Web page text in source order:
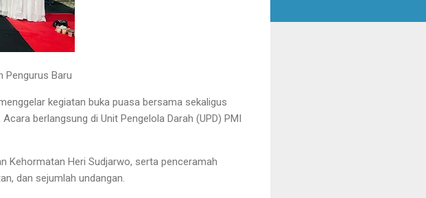
Pengurus Baru
kegiatan buka puasa bersama sekaligus
berlangsung di Unit Pengelola Darah (UPD) PMI
Kehormatan Heri Sudjarwo, serta penceramah
dan sejumlah undangan.